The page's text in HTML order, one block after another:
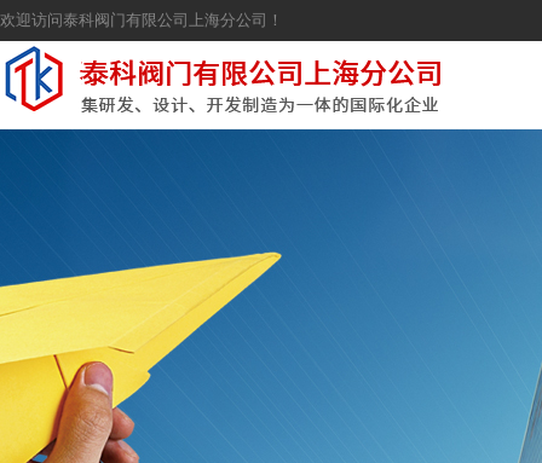
欢迎访问泰科阀门有限公司上海分公司！